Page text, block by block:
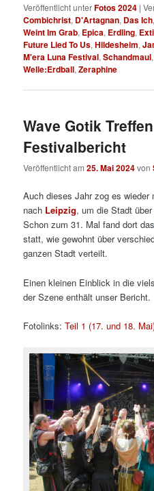
Veröffentlicht unterFotos 2024 |
Combichrist, D'Artagnan, Das Ich,
Weint Im Grab, Epica, Erdling,
Future Lied To Us,Hildesheim,
M'era Luna Festival,Schandmaul
Welle:Erdball,Zeraphine
Wave Gotik
Festivalbericht
Veröffentlicht am25. Mai 2024von
Auch dieses Jahr zog es wieder
nach Leipzig, um die Stadt
Schon zum 31. Mal fand dort
statt, wie gewohnt über
ganzen Stadt verteilt.
Einen kleinen Einblick in die
der Szene enthält unser Bericht.
Fotolinks:Teil 1 (17. und 18.